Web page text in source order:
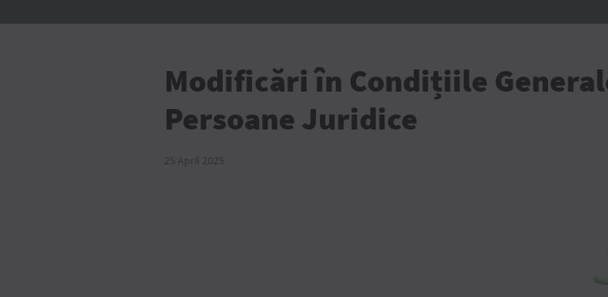
Juridice
Modificări în Condițiile
Persoane Juridice
25 April 2025